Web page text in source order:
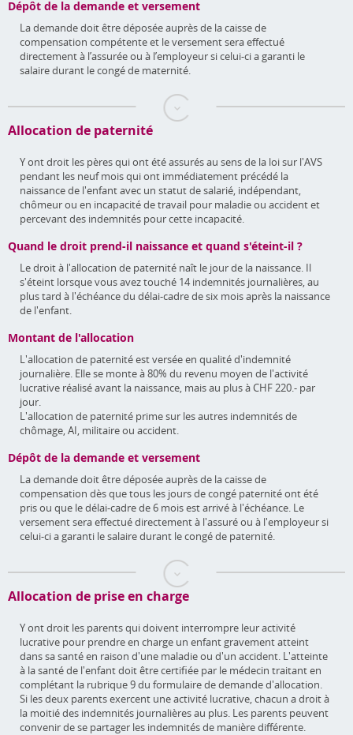
Dépôt de la demande et versement
La demande doit être déposée auprès de la caisse de
compensation compétente et le versement sera effectué
directement à l’assurée ou à l’employeur si celui-ci a garanti le
salaire durant le congé de maternité.
Allocation de paternité
Y ont droit les pères qui ont été assurés au sens de la loi sur l'AVS
pendant les neuf mois qui ont immédiatement précédé la
naissance de l'enfant avec un statut de salarié, indépendant,
chômeur ou en incapacité de travail pour maladie ou accident et
percevant des indemnités pour cette incapacité.
Quand le droit prend-il naissance et quand s'éteint-il ?
Le droit à l'allocation de paternité naît le jour de la naissance. Il
s'éteint lorsque vous avez touché 14 indemnités journalières, au
plus tard à l'échéance du délai-cadre de six mois après la naissance
de l'enfant.
Montant de l'allocation
L'allocation de paternité est versée en qualité d'indemnité
journalière. Elle se monte à 80% du revenu moyen de l'activité
lucrative réalisé avant la naissance, mais au plus à CHF 220.- par
jour.
L'allocation de paternité prime sur les autres indemnités de
chômage, AI, militaire ou accident.
Dépôt de la demande et versement
La demande doit être déposée auprès de la caisse de
compensation dès que tous les jours de congé paternité ont été
pris ou que le délai-cadre de 6 mois est arrivé à l'échéance. Le
versement sera effectué directement à l'assuré ou à l'employeur si
celui-ci a garanti le salaire durant le congé de paternité.
Allocation de prise en charge
Y ont droit les parents qui doivent interrompre leur activité
lucrative pour prendre en charge un enfant gravement atteint
dans sa santé en raison d'une maladie ou d'un accident. L'atteinte
à la santé de l'enfant doit être certifiée par le médecin traitant en
complétant la rubrique 9 du formulaire de demande d'allocation.
Si les deux parents exercent une activité lucrative, chacun a droit à
la moitié des indemnités journalières au plus. Les parents peuvent
convenir de se partager les indemnités de manière différente.